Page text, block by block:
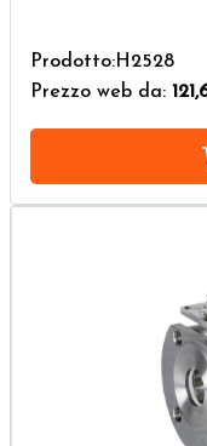
Prodotto:H2528
Prezzo web da: